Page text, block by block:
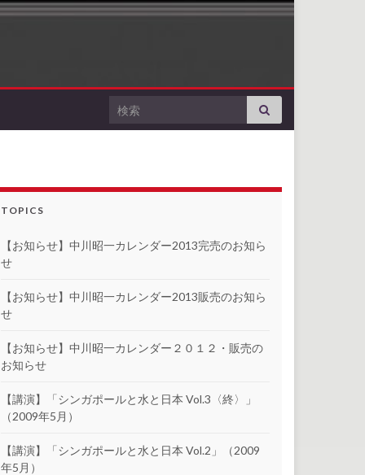
Search for:
TOPICS
【お知らせ】中川昭一カレンダー2013完売のお知ら
せ
【お知らせ】中川昭一カレンダー2013販売のお知ら
せ
【お知らせ】中川昭一カレンダー２０１２・販売の
お知らせ
【講演】「シンガポールと水と日本 Vol.3〈終〉」
（2009年5月）
【講演】「シンガポールと水と日本 Vol.2」（2009
年5月）